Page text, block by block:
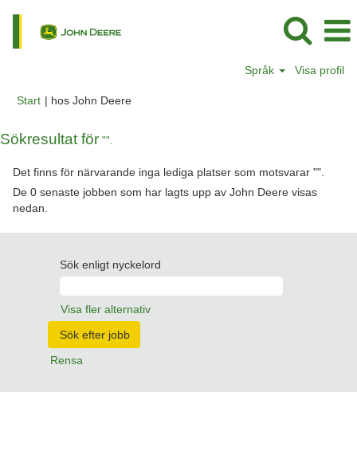
Språk Visa profil
Start | hos John Deere(aktuell
Sökresultat för "".
Det finns för närvarande inga lediga platser som motsvarar "".
De 0 senaste jobben som har lagts upp av John Deere visas
nedan.
Sök enligt nyckelord
Visa fler alternativ
Rensa